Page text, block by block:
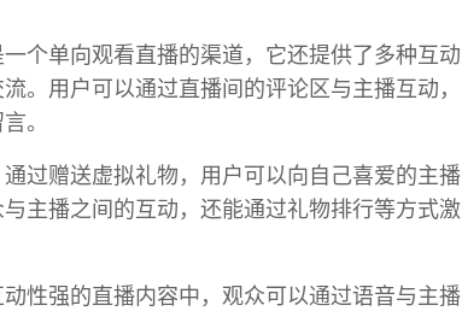
个单向观看直播的渠道，它还提供了多种互动
。用户可以通过直播间的评论区与主播互动，
。
过赠送虚拟礼物，用户可以向自己喜爱的主播
主播之间的互动，还能通过礼物排行等方式激
性强的直播内容中，观众可以通过语音与主播